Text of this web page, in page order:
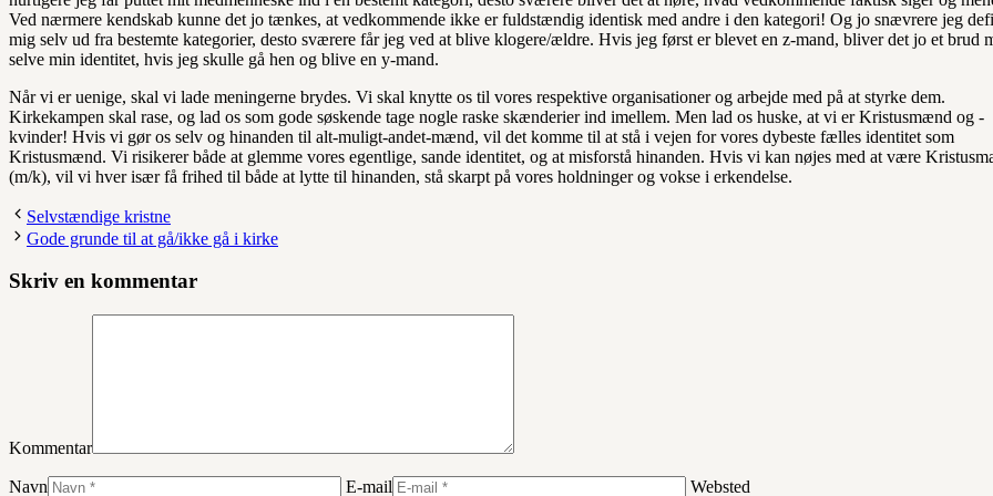
Ved nærmere kendskab kunne det jo tænkes, at vedkommende ikke er fuldstændig identisk med andre i den kategori! Og jo snævrere jeg
mig selv ud fra bestemte kategorier, desto sværere får jeg ved at blive klogere/ældre. Hvis jeg først er blevet en z-mand, bliver det jo et brud
selve min identitet, hvis jeg skulle gå hen og blive en y-mand.
Når vi er uenige, skal vi lade meningerne brydes. Vi skal knytte os til vores respektive organisationer og arbejde med på at styrke dem.
Kirkekampen skal rase, og lad os som gode søskende tage nogle raske skænderier ind imellem. Men lad os huske, at vi er Kristusmænd og -
kvinder! Hvis vi gør os selv og hinanden til alt-muligt-andet-mænd, vil det komme til at stå i vejen for vores dybeste fælles identitet som
Kristusmænd. Vi risikerer både at glemme vores egentlige, sande identitet, og at misforstå hinanden. Hvis vi kan nøjes med at være
(m/k), vil vi hver især få frihed til både at lytte til hinanden, stå skarpt på vores holdninger og vokse i erkendelse.
Selvstændige kristne
Gode grunde til at gå/ikke gå i kirke
Skriv en kommentar
Kommentar
Navn E-mail Websted